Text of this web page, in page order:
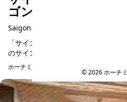
© 2026 ホーチ
ゴンリバークルーズ
Saigon Watergo - Saigon River
「サイゴン・ウォーター・ゴー」開
のサイゴン川のクルーズ体験。ホー
ら眺める素晴らしい機会です。サン
しよう。 2026...
ホーチミン市からのアクセス